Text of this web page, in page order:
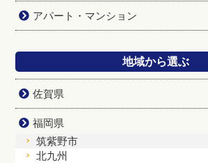
アパート・マンション
地域から選ぶ
佐賀県
福岡県
筑紫野市
北九州